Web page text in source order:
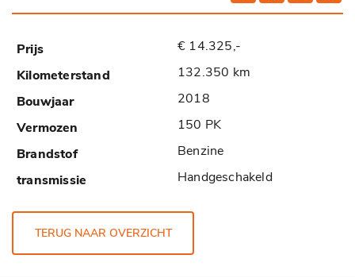
€ 14.325,-
132.350 km
2018
150 PK
Benzine
Handgeschakeld
TERUG NAAR OVERZICHT